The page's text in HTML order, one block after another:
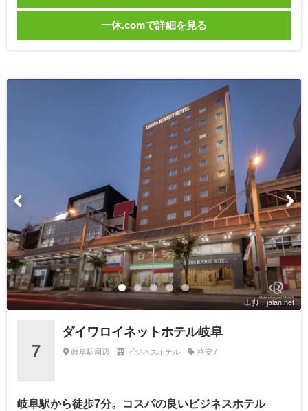
一休.comで詳細を見る
出典：jalan.net
7
ダイワロイネットホテル岐阜
岐阜駅周辺 ビジネスホテル 格安 /
岐阜駅から徒歩7分。コスパの良いビジネスホテル